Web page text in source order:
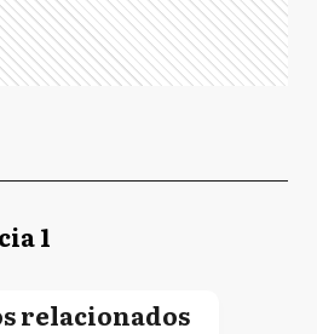
1
relacionados